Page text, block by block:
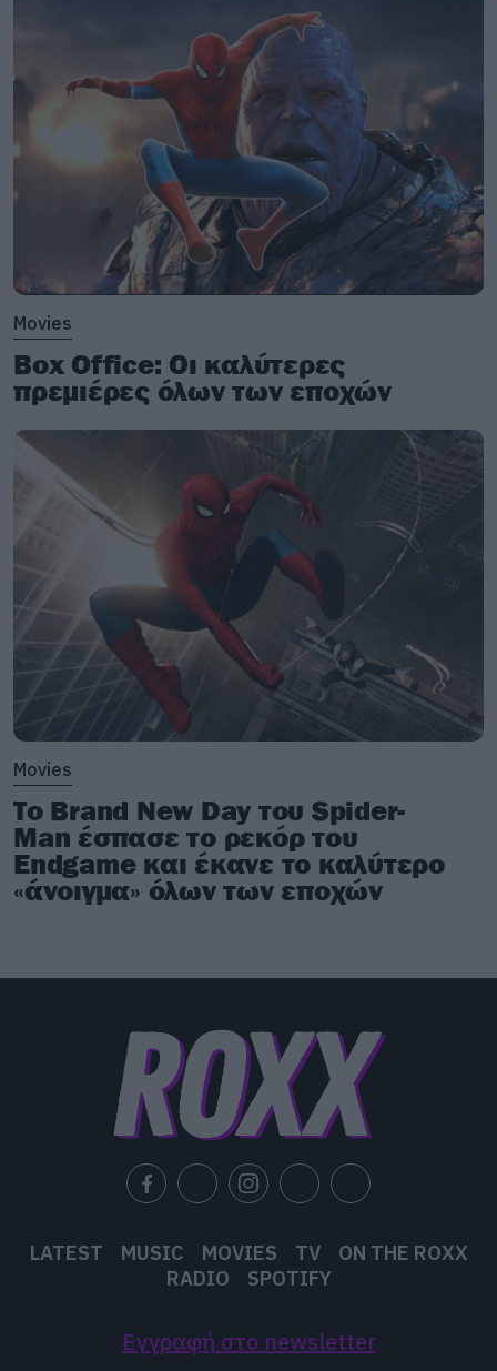
Ανακοίνωση για τις συναυλίες των Coldplay
στο ΟΑΚΑ
Πως το σκοτάδι παλεύει με το φως στο νέο
άλμπουμ των Code Orange
Ο κόσμος καταρρέει και κανένας δεν ξέρει το
γιατί στη νέα ταινία του Netflix
Οι ιστορίες πίσω από τα νέα τραγούδια των
Baroness
Ακολουθήστε το Roxx στο Google Newsγια να
μαθαίνετε πρώτοινέα
για μουσική, σειρές και
ταινίες. Ακολουθήστε μας
στο spotify
μουσική κάθε εβδομάδα. Στο instagram μας
βρίσκετε εδώ.
Movies
Box Office: Οι καλύτερες
πρεμιέρες όλων των εποχών
Movies
Το Brand New Day του Spider-
Man έσπασε το ρεκόρ του
Endgame και έκανε το καλύτερο
«άνοιγμα» όλων των εποχών
LATEST MUSIC MOVIES TV
ON THE ROXX
RADIO
SPOTIFY
Εγγραφή στο newsletter